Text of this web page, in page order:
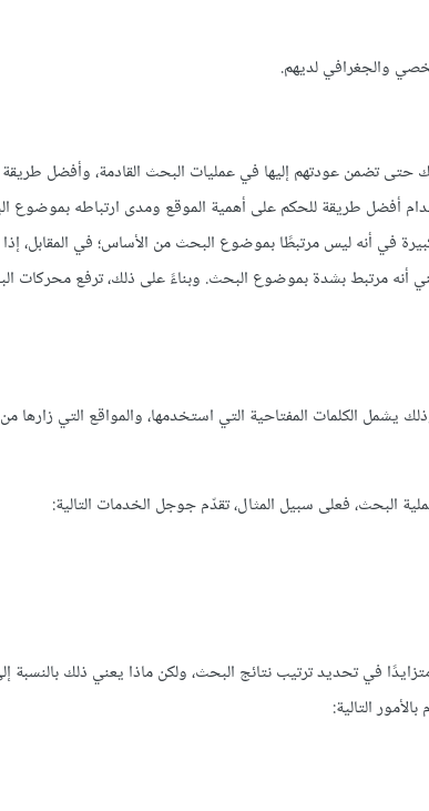
والجغرافي لديهم.
حتى تضمن عودتهم إليها في عمليات البحث القادمة، وأفضل
أفضل طريقة للحكم على أهمية الموقع ومدى ارتباطه بموضوع
في أنه ليس مرتبطًا بموضوع البحث من الأساس؛ في المقابل،
أنه مرتبط بشدة بموضوع البحث. وبناءً على ذلك، ترفع محركات
الكلمات المفتاحية التي استخدمها، والمواقع التي زارها
البحث، فعلى سبيل المثال، تقدّم جوجل الخدمات التالية:
في تحديد ترتيب نتائج البحث، ولكن ماذا يعني ذلك بالنسبة
التالية: